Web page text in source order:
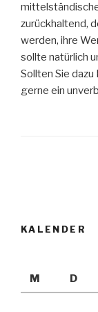
zurückhaltend,
werden, ihre
sollte natürlich
Sollten Sie dazu
gerne ein
KALENDER
M
D